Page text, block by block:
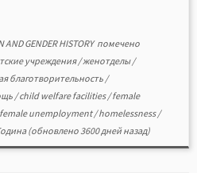
AND GENDER HISTORYпомечено
учреждения/женотделы/
благотворительность /
/child welfare facilities/female
unemployment/homelessness/
(обновлено 3600 дней назад)